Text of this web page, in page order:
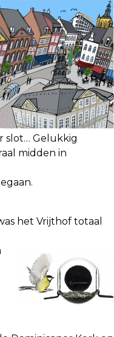
slot… Gelukkig
midden in
het Vrijthof totaal